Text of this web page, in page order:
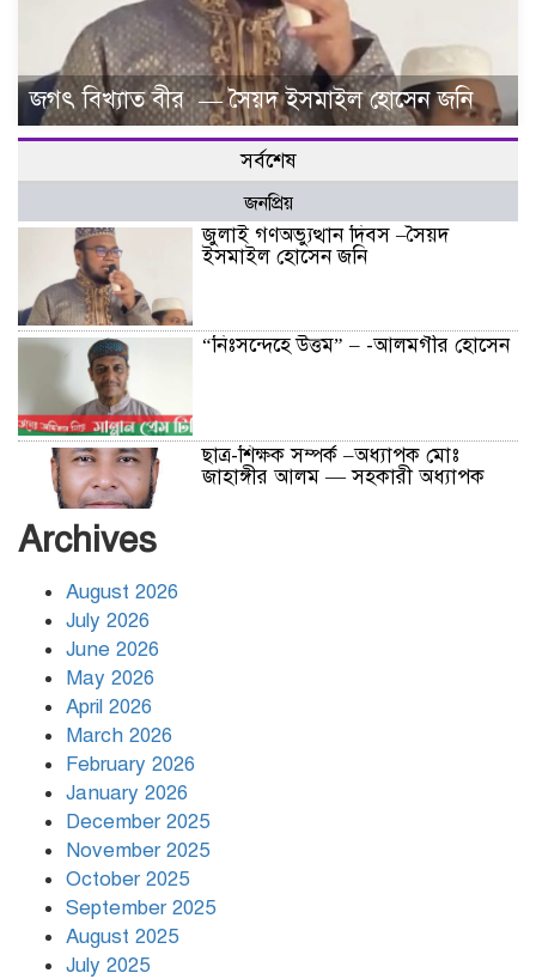
জগৎ বিখ্যাত বীর — সৈয়দ ইসমাইল হোসেন জনি
সর্বশেষ
জনপ্রিয়
জুলাই গণঅভ্যুত্থান দিবস –সৈয়দ
ইসমাইল হোসেন জনি
“নিঃসন্দেহে উত্তম” – -আলমগীর হোসেন
ছাত্র-শিক্ষক সম্পর্ক –অধ্যাপক মোঃ
জাহাঙ্গীর আলম — সহকারী অধ্যাপক
হোসেন জনি
তোমাকেই চেয়েছি …. মনিরা ইসলাম
Archives
August 2026
July 2026
June 2026
May 2026
April 2026
March 2026
February 2026
January 2026
December 2025
November 2025
October 2025
September 2025
August 2025
July 2025